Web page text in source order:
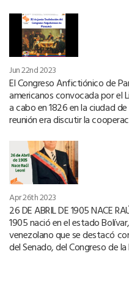
Jun 22nd 2023
El Congreso Anfictiónico de
americanos convocada por el
a cabo en 1826 en la ciudad
reunión era discutir la
Apr 26th 2023
26 DE ABRIL DE 1905 NACE
1905 nació en el estado
venezolano que se destacó
del Senado, del Congreso de